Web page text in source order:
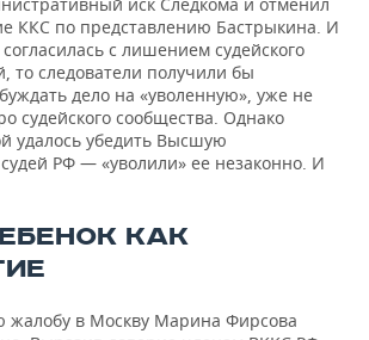
ККС по представлению Бастрыкина. И
с лишением судейского
то следователи получили бы
дело на «уволенную», уже не
судейского сообщества. Однако
удалось убедить Высшую
РФ — «уволили» ее незаконно. И
КАК
жалобу в Москву Марина Фирсова